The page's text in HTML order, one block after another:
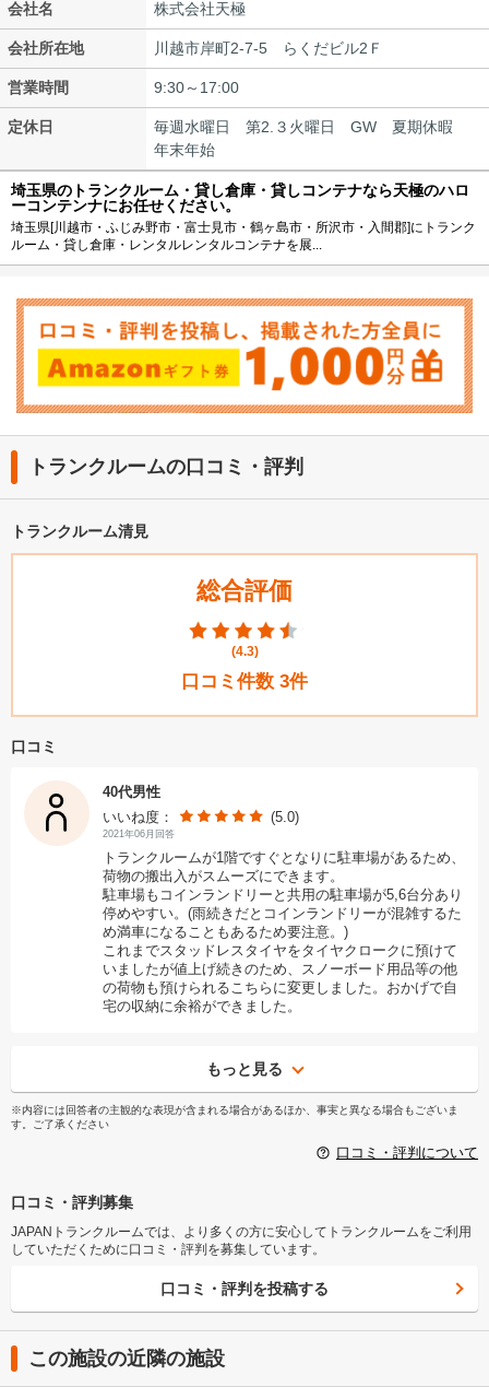
会社名 株式会社天極
会社所在地 川越市岸町2-7-5 らくだビル2Ｆ
営業時間 9:30～17:00
定休日
毎週水曜日 第2.３火曜日 GW 夏期休暇
年末年始
埼玉県のトランクルーム・貸し倉庫・貸しコンテナなら天極のハロ
ーコンテンナにお任せください。
埼玉県[川越市・ふじみ野市・富士見市・鶴ヶ島市・所沢市・入間郡]にトランク
ルーム・貸し倉庫・レンタルレンタルコンテナを展...
トランクルームの口コミ・評判
トランクルーム清見
総合評価
(4.3)
口コミ件数 3件
口コミ
40代男性
いいね度：
(5.0)
2021年06月回答
トランクルームが1階ですぐとなりに駐車場があるため、
荷物の搬出入がスムーズにできます。
駐車場もコインランドリーと共用の駐車場が5,6台分あり
停めやすい。(雨続きだとコインランドリーが混雑するた
め満車になることもあるため要注意。)
これまでスタッドレスタイヤをタイヤクロークに預けて
いましたが値上げ続きのため、スノーボード用品等の他
の荷物も預けられるこちらに変更しました。おかげで自
宅の収納に余裕ができました。
もっと見る
※内容には回答者の主観的な表現が含まれる場合があるほか、事実と異なる場合もございま
す。ご了承ください
口コミ・評判について
口コミ・評判募集
JAPANトランクルームでは、より多くの方に安心してトランクルームをご利用
していただくために口コミ・評判を募集しています。
口コミ・評判を投稿する
この施設の近隣の施設